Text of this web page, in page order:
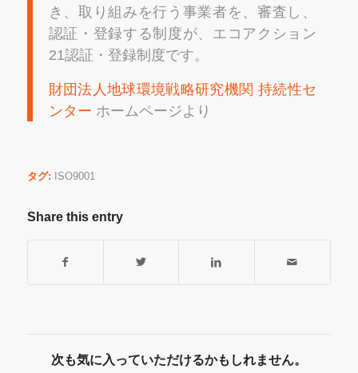
き、取り組みを行う事業者を、審査し、
認証・登録する制度が、エコアクション
21認証・登録制度です。
財団法人地球環境戦略研究機関 持続性セ
ンター ホームページより
タグ: ISO9001
Share this entry
次も気に入っていただけるかもしれません。